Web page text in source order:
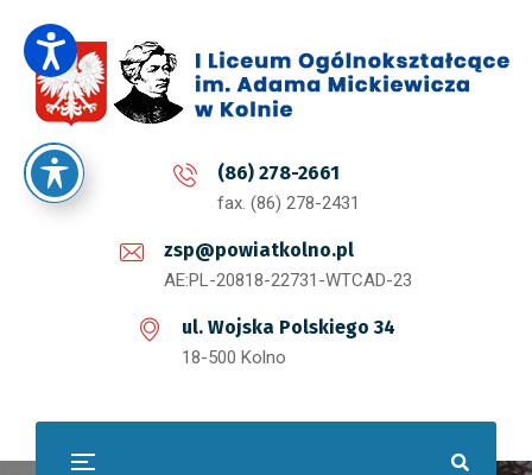
(86) 278-2661
fax. (86) 278-2431
zsp@powiatkolno.pl
AE:PL-20818-22731-WTCAD-23
ul. Wojska Polskiego 34
18-500 Kolno